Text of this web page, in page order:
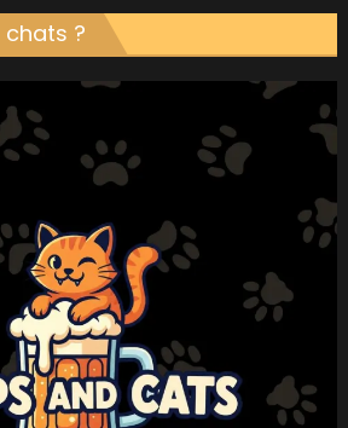
chats ?